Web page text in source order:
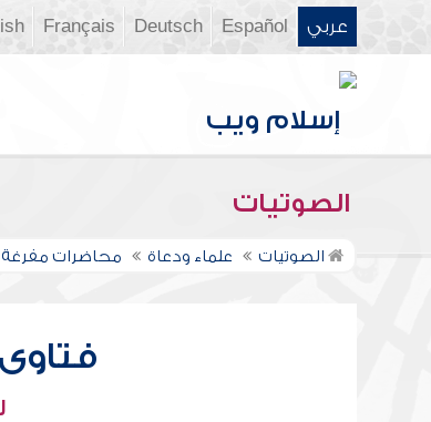
عربي Español
Deutsch
Français
الصوتيات
الصوتيات علماء ودعاة محاضرات مفرغة
فتاوى